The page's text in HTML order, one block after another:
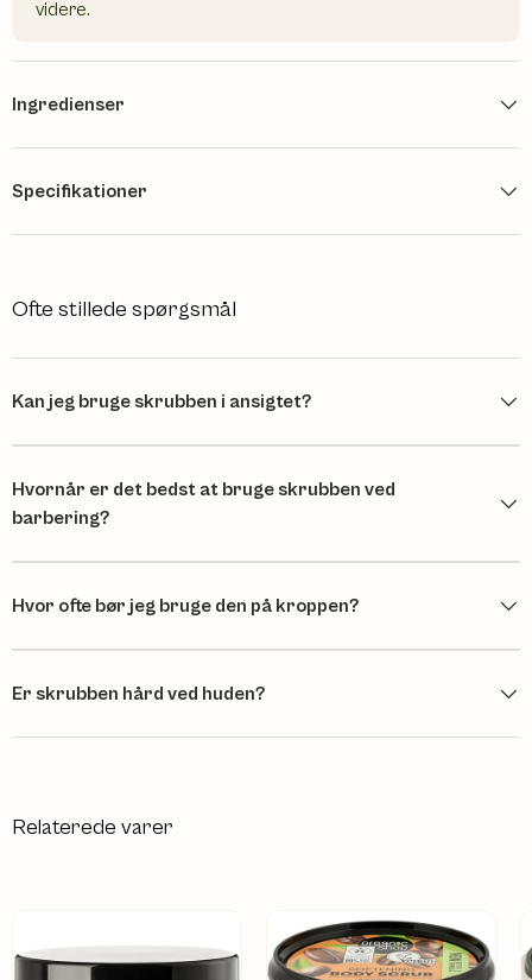
videre.
Ingredienser
Specifikationer
Ofte stillede spørgsmål
Kan jeg bruge skrubben i ansigtet?
Hvornår er det bedst at bruge skrubben ved
barbering?
Hvor ofte bør jeg bruge den på kroppen?
Er skrubben hård ved huden?
Relaterede varer